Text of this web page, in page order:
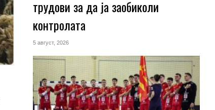
трудови за да ја заобиколи
контролата
5 август, 2026